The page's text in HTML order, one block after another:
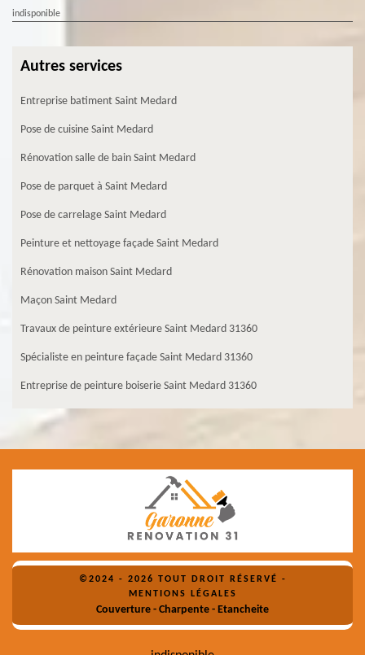
indisponible
Autres services
Entreprise batiment Saint Medard
Pose de cuisine Saint Medard
Rénovation salle de bain Saint Medard
Pose de parquet à Saint Medard
Pose de carrelage Saint Medard
Peinture et nettoyage façade Saint Medard
Rénovation maison Saint Medard
Maçon Saint Medard
Travaux de peinture extérieure Saint Medard 31360
Spécialiste en peinture façade Saint Medard 31360
Entreprise de peinture boiserie Saint Medard 31360
©2024 - 2026 TOUT DROIT RÉSERVÉ -
MENTIONS LÉGALES
Couverture - Charpente - Etancheite